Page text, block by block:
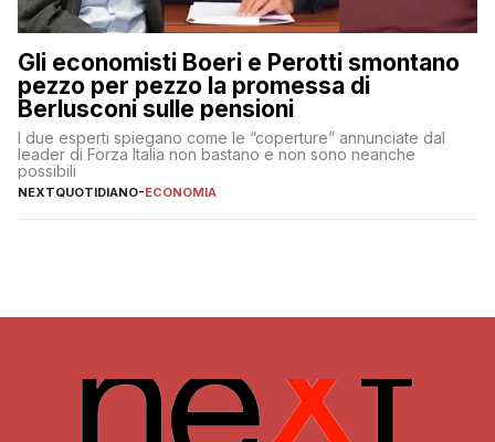
Gli economisti Boeri e Perotti smontano
pezzo per pezzo la promessa di
Berlusconi sulle pensioni
I due esperti spiegano come le “coperture” annunciate dal
leader di Forza Italia non bastano e non sono neanche
possibili
NEXTQUOTIDIANO-ECONOMIA